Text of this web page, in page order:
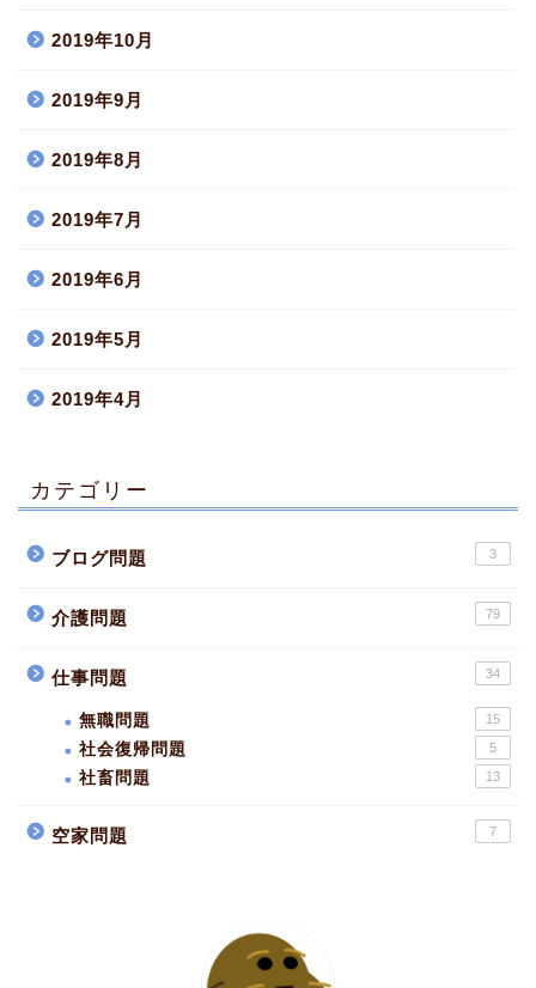
2019年10月
2019年9月
2019年8月
2019年7月
2019年6月
2019年5月
2019年4月
カテゴリー
ブログ問題 3
介護問題 79
仕事問題 34
無職問題 15
社会復帰問題 5
社畜問題 13
空家問題 7